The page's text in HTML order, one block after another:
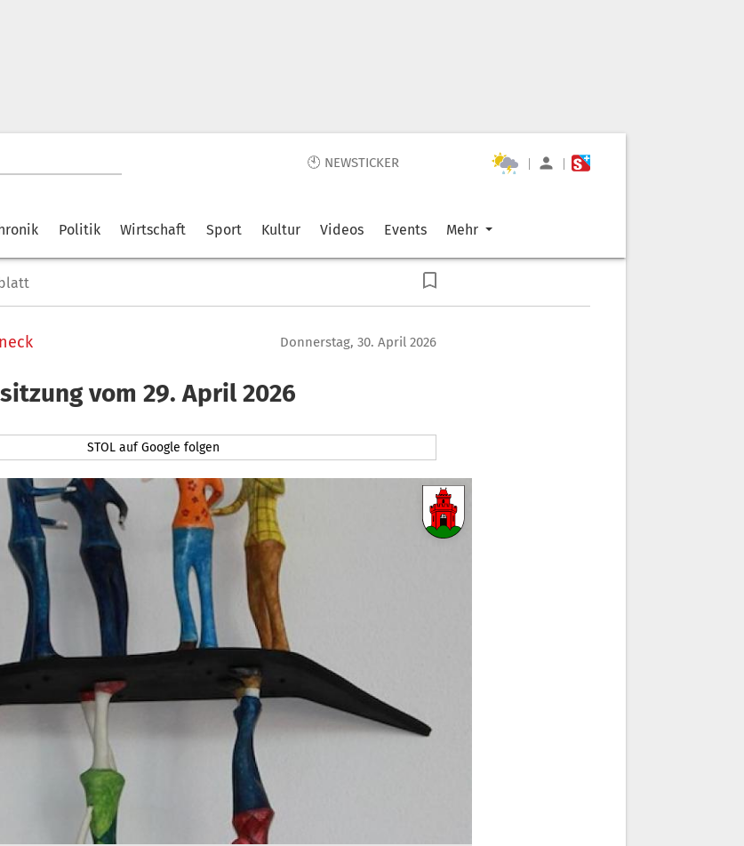
🕙 NEWSTICKER | |
Politik Wirtschaft Sport Kultur Videos Events Mehr
Donnerstag, 30. April 2026
vom 29. April 2026
STOL auf Google folgen